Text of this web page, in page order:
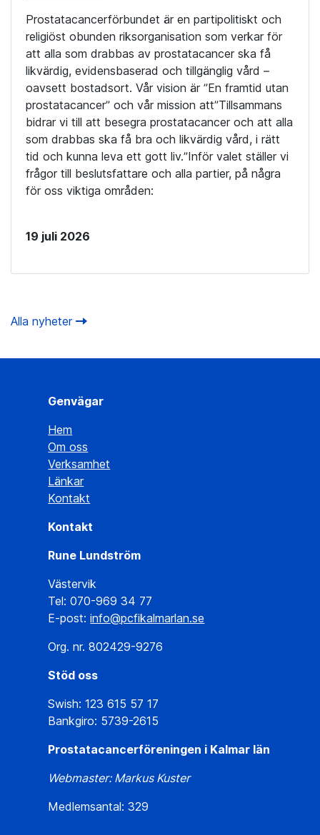
Prostatacancerförbundet är en partipolitiskt och
religiöst obunden riksorganisation som verkar för
att alla som drabbas av prostatacancer ska få
likvärdig, evidensbaserad och tillgänglig vård –
oavsett bostadsort. Vår vision är ”En framtid utan
prostatacancer” och vår mission att”Tillsammans
bidrar vi till att besegra prostatacancer och att alla
som drabbas ska få bra och likvärdig vård, i rätt
tid och kunna leva ett gott liv.”Inför valet ställer vi
frågor till beslutsfattare och alla partier, på några
för oss viktiga områden:
19 juli 2026
Alla nyheter
Genvägar
Hem
Om oss
Verksamhet
Länkar
Kontakt
Kontakt
Rune Lundström
Västervik
Tel: 070-969 34 77
E-post:info@pcfikalmarlan.se
Org. nr. 802429-9276
Stöd oss
Swish: 123 615 57 17
Bankgiro: 5739-2615
Prostatacancerföreningen i Kalmar län
Webmaster: Markus Kuster
Medlemsantal: 329